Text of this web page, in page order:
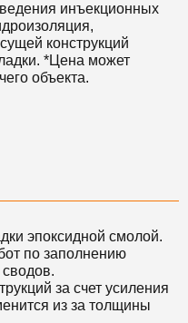
инъекционных
конструкций
*Цена может
объекта.
эпоксидной смолой.
по заполнению
за счет усиления
из за толщины